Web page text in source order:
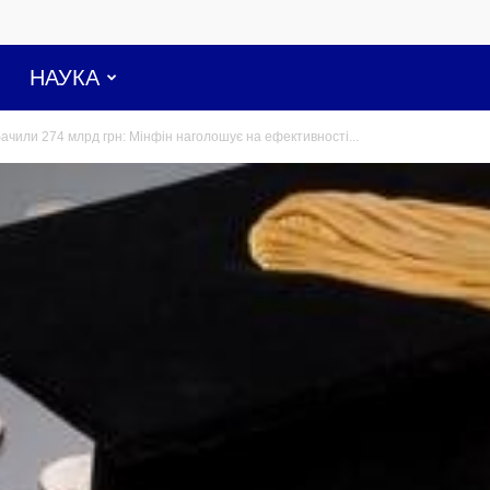
НАУКА
274 млрд грн: Мінфін наголошує на ефективності...